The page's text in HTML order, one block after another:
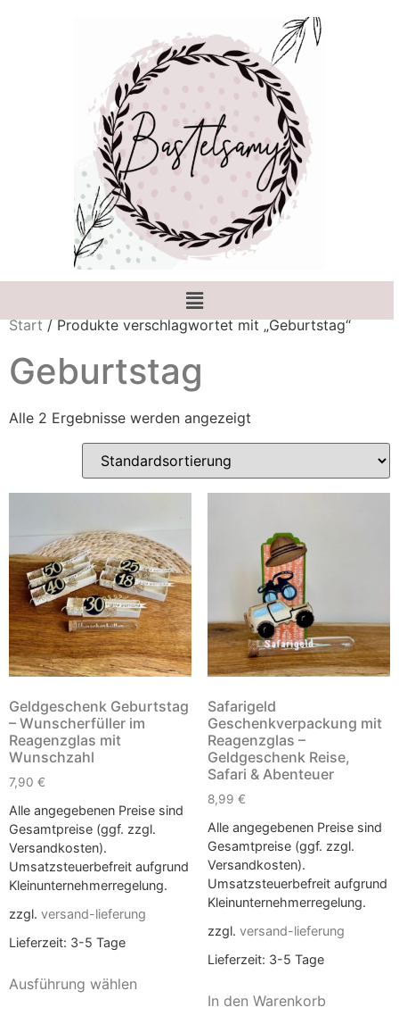
Start/ Produkte verschlagwortet mit „Geburtstag“
Geburtstag
Alle 2 Ergebnisse werden angezeigt
Geldgeschenk Geburtstag
– Wunscherfüller im
Reagenzglas mit
Wunschzahl
7,90 €
Alle angegebenen Preise sind
Gesamtpreise (ggf. zzgl.
Versandkosten).
Umsatzsteuerbefreit aufgrund
Kleinunternehmerregelung.
zzgl. versand-lieferung
Lieferzeit: 3-5 Tage
Ausführung wählen
Safarigeld
Geschenkverpackung mit
Reagenzglas –
Geldgeschenk Reise,
Safari & Abenteuer
8,99 €
Alle angegebenen Preise sind
Gesamtpreise (ggf. zzgl.
Versandkosten).
Umsatzsteuerbefreit aufgrund
Kleinunternehmerregelung.
zzgl. versand-lieferung
Lieferzeit: 3-5 Tage
In den Warenkorb